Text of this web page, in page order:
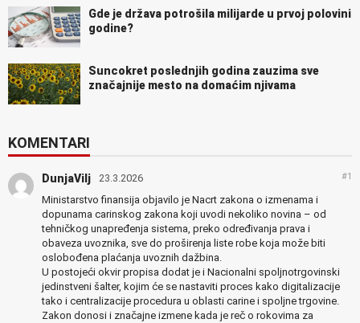
Gde je država potrošila milijarde u prvoj polovini
godine?
Suncokret poslednjih godina zauzima sve
značajnije mesto na domaćim njivama
KOMENTARI
DunjaVilj 23.3.2026 #1
Ministarstvo finansija objavilo je Nacrt zakona o izmenama i
dopunama carinskog zakona koji uvodi nekoliko novina – od
tehničkog unapređenja sistema, preko određivanja prava i
obaveza uvoznika, sve do proširenja liste robe koja može biti
oslobođena plaćanja uvoznih dažbina.
U postojeći okvir propisa dodat je i Nacionalni spoljnоtrgovinski
jedinstveni šalter, kojim će se nastaviti proces kako digitalizacije
tako i centralizacije procedura u oblasti carine i spoljne trgovine.
Zakon donosi i značajne izmene kada je reč o rokovima za